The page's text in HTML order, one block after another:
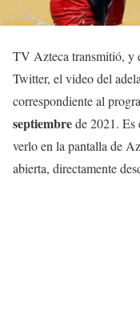
TV Azteca transmitió, y
Twitter, el video del
correspondiente al
septiembrede 2021. Es
verlo en la pantalla de
abierta, directamente